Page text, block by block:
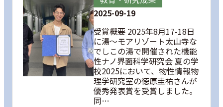
2025-09-19
受賞概要 2025年8月17-18日
に湯～モアリゾート太山寺な
でしこの湯で開催された機能
性ナノ界面科学研究会 夏の学
校2025において、物性情報物
理学研究室の徳原圭祐さんが
優秀発表賞を受賞しました。
同…